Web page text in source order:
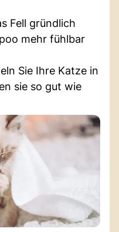
Fell gründlich
mehr fühlbar
Sie Ihre Katze in
sie so gut wie